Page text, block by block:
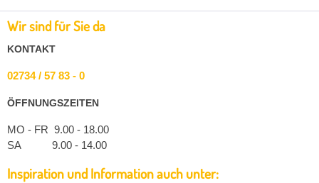
Wir sind für Sie da
KONTAKT
02734 / 57 83 - 0
ÖFFNUNGSZEITEN
MO - FR 9.00 - 18.00
SA 9.00 - 14.00
Inspiration und Information auch unter: